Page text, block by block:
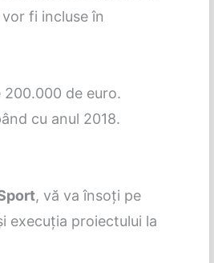
fi incluse în
de euro.
cu anul 2018.
, vă va însoţi pe
execuţia proiectului la